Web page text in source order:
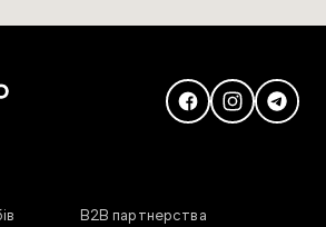
В2В партнерства